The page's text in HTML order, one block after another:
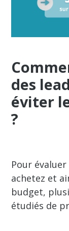
des
éviter
?
Pour
achetez et
budget,
étudiés de